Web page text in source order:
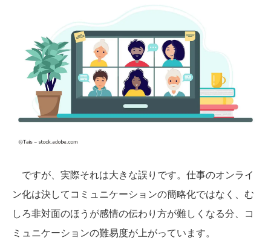
ですが、実際それは大きな誤りです。仕事のオンライ
ン化は決してコミュニケーションの簡略化ではなく、む
しろ非対面のほうが感情の伝わり方が難しくなる分、コ
ミュニケーションの難易度が上がっています。